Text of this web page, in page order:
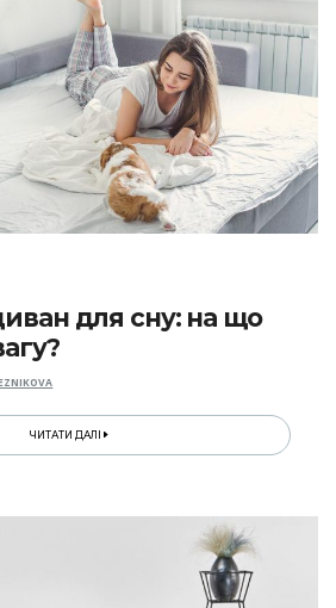
для сну: на що
ЧИТАТИ ДАЛІ